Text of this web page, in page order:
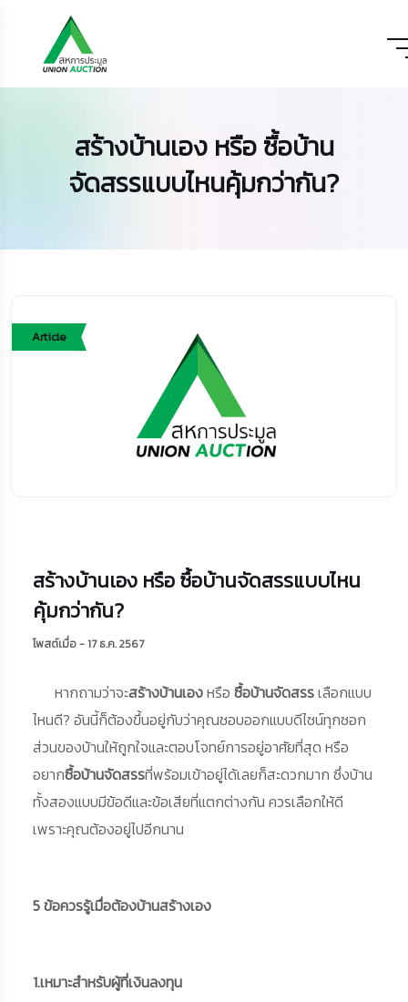
สร้างบ้านเอง หรือ ซื้อบ้าน
จัดสรรแบบไหนคุ้มกว่ากัน?
Article
สร้างบ้านเอง หรือ ซื้อบ้านจัดสรรแบบไหน
คุ้มกว่ากัน?
โพสต์เมื่อ - 17 ธ.ค. 2567
หากถามว่าจะสร้างบ้านเองหรือ ซื้อบ้านจัดสรรเลือกแบบ
ไหนดี? อันนี้ก็ต้องขึ้นอยู่กับว่าคุณชอบออกแบบดีไซน์ทุกซอก
ส่วนของบ้านให้ถูกใจและตอบโจทย์การอยู่อาศัยที่สุด หรือ
อยากซื้อบ้านจัดสรรที่พร้อมเข้าอยู่ได้เลยก็สะดวกมาก ซึ่งบ้าน
ทั้งสองแบบมีข้อดีและข้อเสียที่แตกต่างกัน ควรเลือกให้ดี
เพราะคุณต้องอยู่ไปอีกนาน
5 ข้อควรรู้เมื่อต้องบ้านสร้างเอง
1.เหมาะสำหรับผู้ที่เงินลงทุน